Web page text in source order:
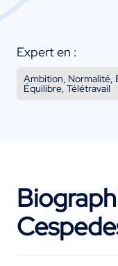
Expert en :
Ambition, Normalité,
Équilibre, Télétravail